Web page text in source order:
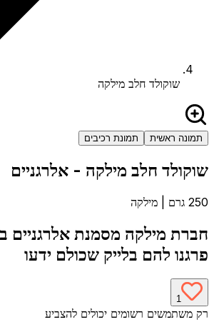
שוקולד חלב מילקה
תמונה ראשית תמונת רכיבים
שוקולד חלב מילקה - אלרגניים
250 גרם מילקה
חברת מילקה מסמנת אלרגניים
פרגנו להם בלייק שכולם ידעו
1
רק משתמשים רשומים יכולים להצביע